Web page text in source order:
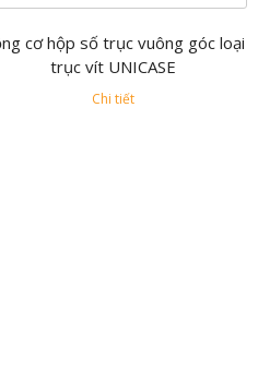
cơ hộp số trục vuông góc loại
trục vít UNICASE
Chi tiết